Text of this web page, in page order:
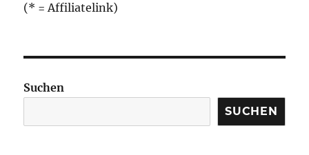
(* = Affiliatelink)
Suchen
SUCHEN